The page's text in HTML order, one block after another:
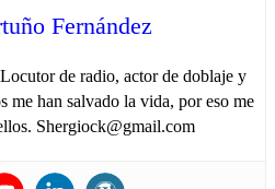
Fernández
de radio, actor de doblaje y
me han salvado la vida, por eso me
Shergiock@gmail.com